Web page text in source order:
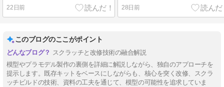
22日前 28日前
このブログのここがポイント
スクラッチと改修技術の融合解説
模型やプラモデル製作の裏側を詳細に解説しながら、独自のアプローチを
提示します。既存キットをベースにしながらも、核心を突く改修、スクラ
ッチビルドの技術、資料の工夫を通じて、模型の可能性を追求していま